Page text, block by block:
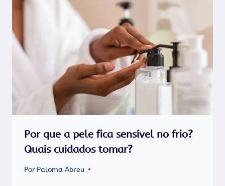
Por que a pele fica sensível no frio?
Quais cuidados tomar?
Por Paloma Abreu